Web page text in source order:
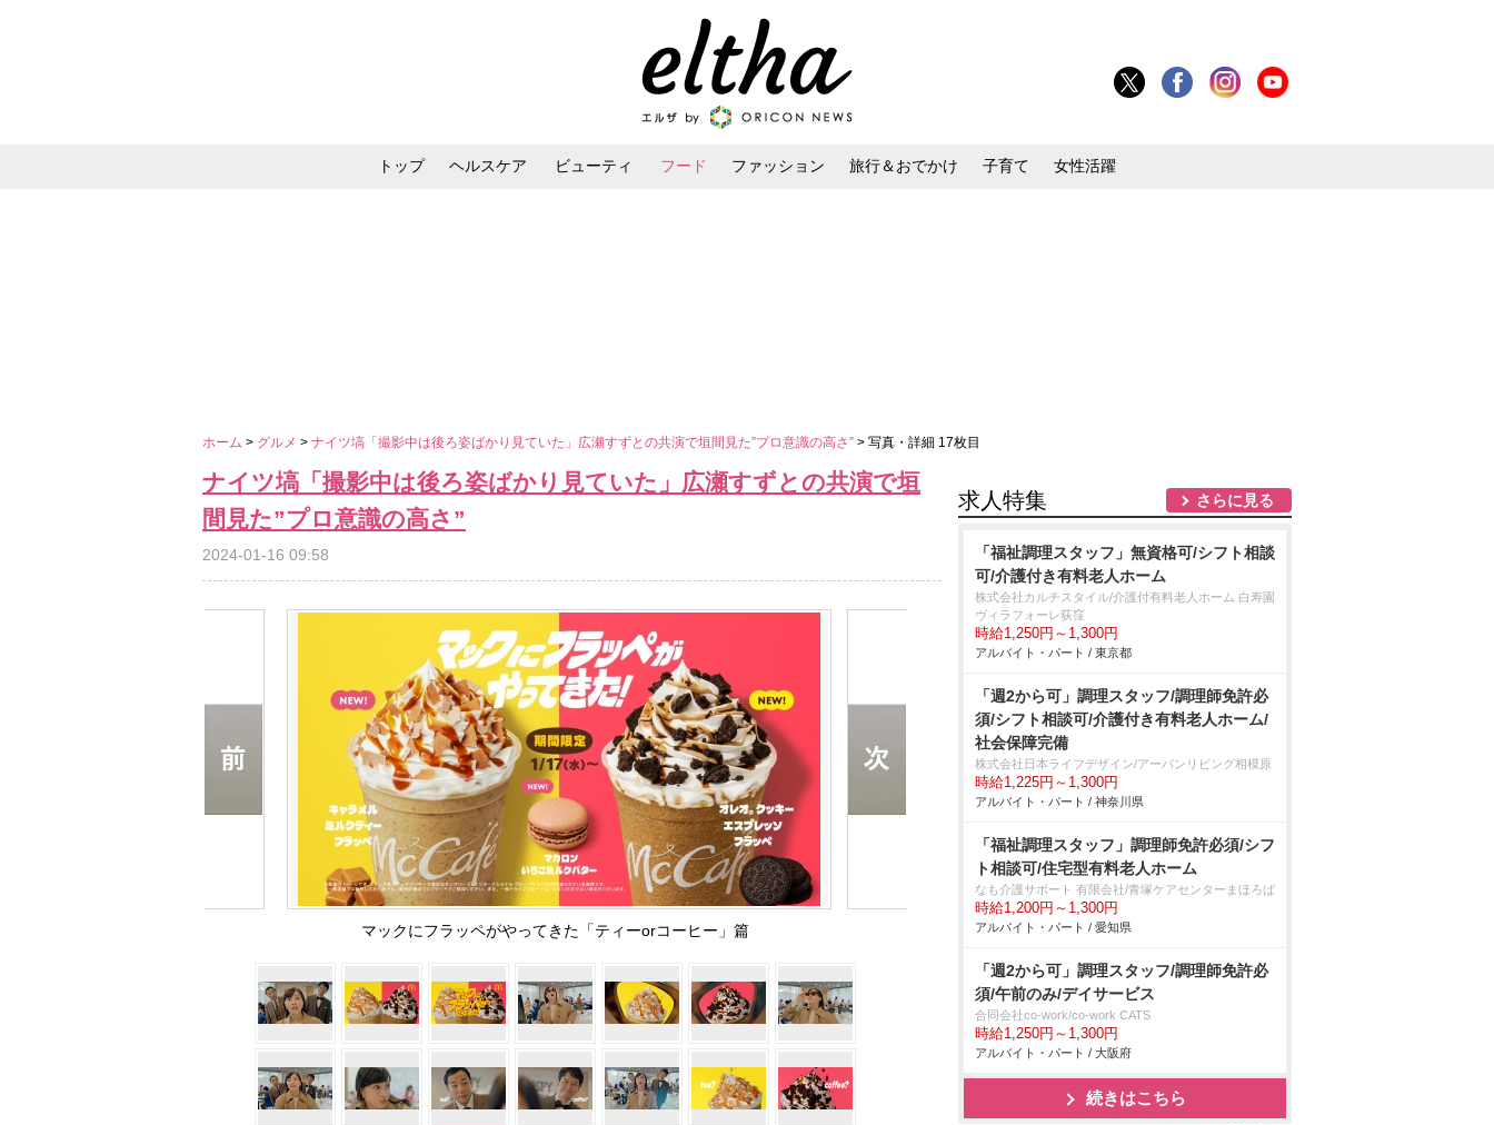
トップ ヘルスケア ビューティ フード ファッション 旅行＆おでかけ 子育て 女性活躍
ホーム > グルメ > ナイツ塙「撮影中は後ろ姿ばかり見ていた」広瀬すずとの共演で垣間見た”プロ意識の高さ” > 写真・詳細 17枚目
ナイツ塙「撮影中は後ろ姿ばかり見ていた」広瀬すずとの共演で垣
間見た”プロ意識の高さ”
2024-01-16 09:58
マックにフラッペがやってきた「ティーorコーヒー」篇
求人特集 さらに見る
「福祉調理スタッフ」無資格可/シフト相談
可/介護付き有料老人ホーム
株式会社カルチスタイル/介護付有料老人ホーム 白寿園
ヴィラフォーレ荻窪
時給1,250円～1,300円
アルバイト・パート / 東京都
「週2から可」調理スタッフ/調理師免許必
須/シフト相談可/介護付き有料老人ホーム/
社会保障完備
株式会社日本ライフデザイン/アーバンリビング相模原
時給1,225円～1,300円
アルバイト・パート / 神奈川県
「福祉調理スタッフ」調理師免許必須/シフ
ト相談可/住宅型有料老人ホーム
なも介護サポート 有限会社/青塚ケアセンターまほろば
時給1,200円～1,300円
アルバイト・パート / 愛知県
「週2から可」調理スタッフ/調理師免許必
須/午前のみ/デイサービス
合同会社co-work/co-work CATS
時給1,250円～1,300円
アルバイト・パート / 大阪府
続きはこちら